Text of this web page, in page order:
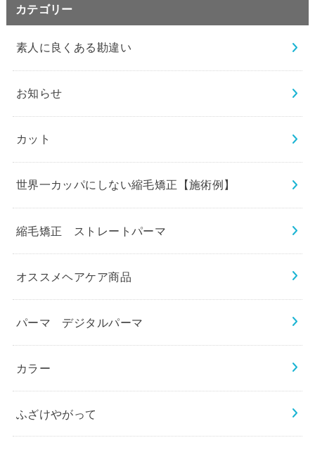
カテゴリー
素人に良くある勘違い
お知らせ
カット
世界一カッパにしない縮毛矯正【施術例】
縮毛矯正 ストレートパーマ
オススメヘアケア商品
パーマ デジタルパーマ
カラー
ふざけやがって